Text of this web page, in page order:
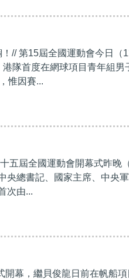
// 第15屆全國運動會今日（
隊首度在網球項目青年組男
惟因賽...
五屆全國運動會開幕式昨晚
央總書記、國家主席、中央
次由...
幕，繼貝俊龍日前在帆船項